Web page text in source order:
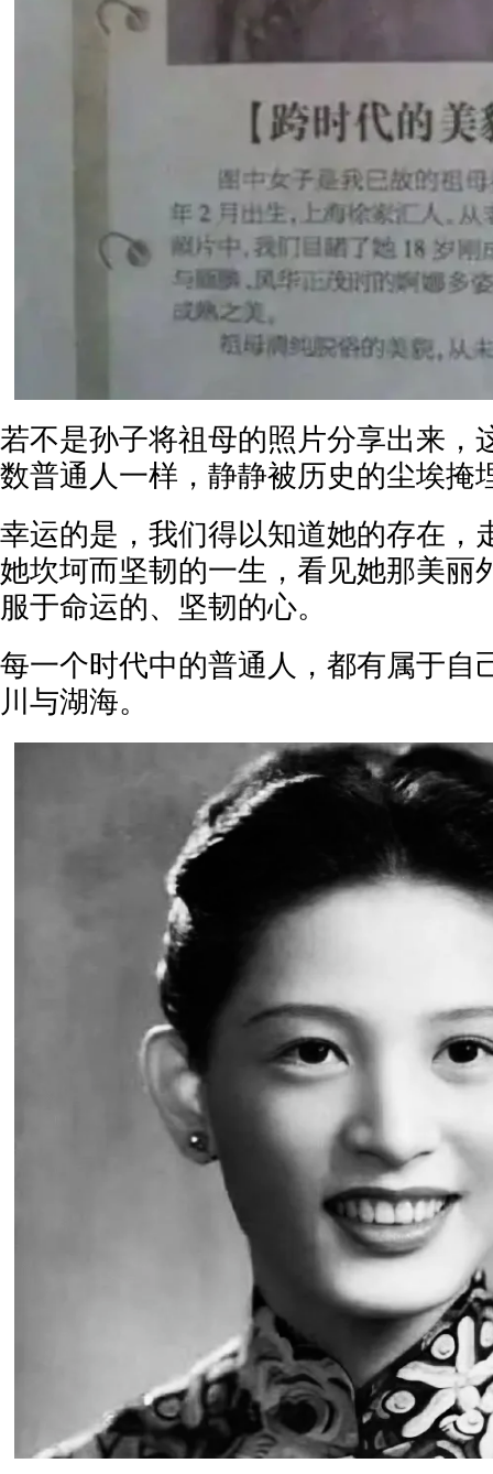
若不是孙子将祖母的照片分享出来，
数普通人一样，静静被历史的尘埃掩
幸运的是，我们得以知道她的存在，
她坎坷而坚韧的一生，看见她那美丽
服于命运的、坚韧的心。
每一个时代中的普通人，都有属于自
川与湖海。